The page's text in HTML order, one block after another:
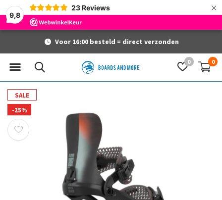
9,8
23 Reviews ×
0 0
Voor 16:00 besteld = direct verzonden
SALE
-25%